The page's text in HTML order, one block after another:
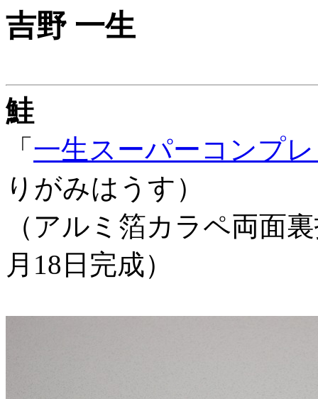
吉野 一生
鮭
「 一生スーパーコンプ
りがみはうす）
（アルミ箔カラペ両面
月18日完成）